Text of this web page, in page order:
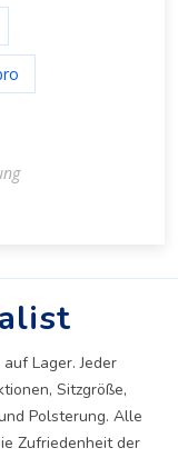
Lager. Jeder
Sitzgröße,
Polsterung. Alle
Zufriedenheit der